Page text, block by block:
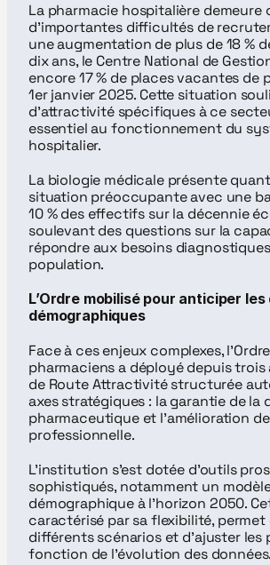
La pharmacie hospitalière
d’importantes difficultés de
une augmentation de plus de 18 %
dix ans, le Centre National de
encore 17 % de places vacantes de
1er janvier 2025. Cette situation
d’attractivité spécifiques à ce
essentiel au fonctionnement du
hospitalier.
La biologie médicale présente
situation préoccupante avec une
10 % des effectifs sur la décennie
soulevant des questions sur la
répondre aux besoins
population.
L’Ordre mobilisé pour anticiper
démographiques
Face à ces enjeux complexes,
pharmaciens a déployé depuis trois
de Route Attractivité structurée
axes stratégiques : la garantie de la
pharmaceutique et l’amélioration
professionnelle.
L’institution s’est dotée d’outils
sophistiqués, notamment un
démographique à l’horizon 2050.
caractérisé par sa flexibilité,
différents scénarios et d’ajuster les
fonction de l’évolution des